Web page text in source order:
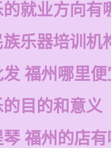
就业方向有
乐器培训机
福州哪里
目的和意义
福州的店